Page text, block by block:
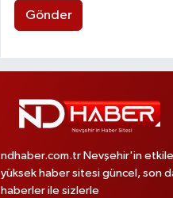
Gönder
ndhaber.com.tr Nevşehir'in
yüksek haber sitesi güncel, son
haberler ile sizlerle